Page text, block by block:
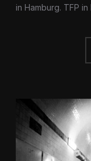
in Hamburg. TFP